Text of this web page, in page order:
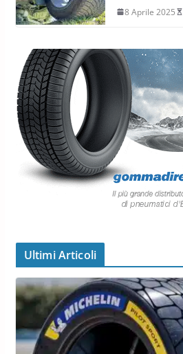
8 Aprile 2025
Ultimi Articoli